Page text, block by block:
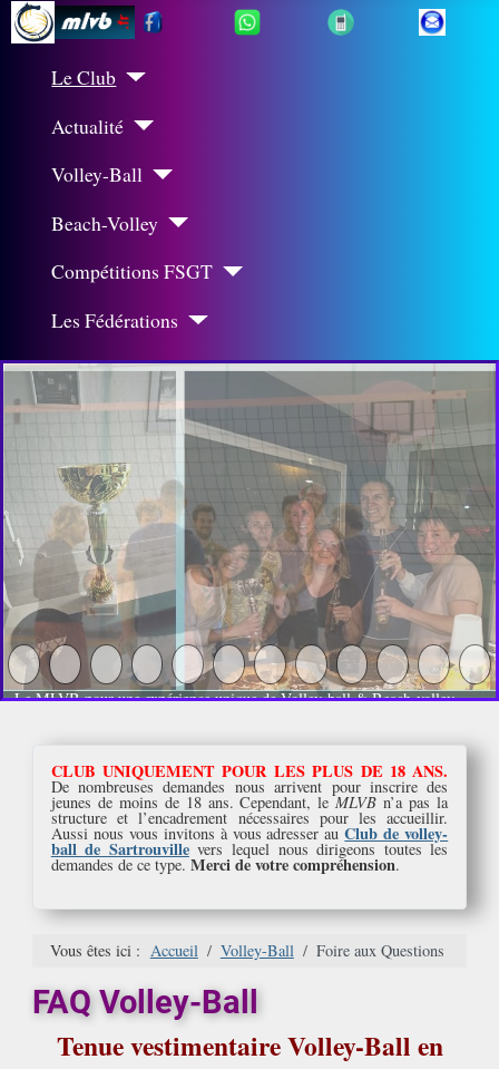
Le Club
Actualité
Volley-Ball
Beach-Volley
Compétitions FSGT
Les Fédérations
Le MLVB pour une expérience unique de Volley-ball & Beach-volley
CLUB UNIQUEMENT POUR LES PLUS DE 18 ANS.
De nombreuses demandes nous arrivent pour inscrire des
jeunes de moins de 18 ans. Cependant, leMLVB n’a pas la
structure et l’encadrement nécessaires pour les accueillir.
Aussi nous vous invitons à vous adresser au Club de volley-
ball de Sartrouville vers lequel nous dirigeons toutes les
demandes de ce type. Merci de votre compréhension.
Vous êtes ici : Accueil Volley-Ball Foire aux Questions
FAQ Volley-Ball
Tenue vestimentaire Volley-Ball en